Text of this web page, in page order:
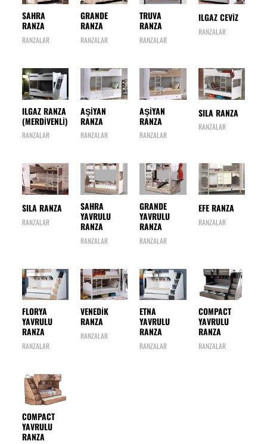
SAHRA
RANZA
RANZALAR
GRANDE
RANZA
RANZALAR
TRUVA
RANZA
RANZALAR
ILGAZ CEVİZ
RANZALAR
ILGAZ RANZA
(MERDİVENLİ)
RANZALAR
AŞİYAN
RANZA
RANZALAR
AŞİYAN
RANZA
RANZALAR
SILA RANZA
RANZALAR
SILA RANZA
RANZALAR
SAHRA
YAVRULU
RANZA
RANZALAR
GRANDE
YAVRULU
RANZA
RANZALAR
EFE RANZA
RANZALAR
FLORYA
YAVRULU
RANZA
RANZALAR
VENEDİK
RANZA
RANZALAR
ETNA
YAVRULU
RANZA
RANZALAR
COMPACT
YAVRULU
RANZA
RANZALAR
COMPACT
YAVRULU
RANZA